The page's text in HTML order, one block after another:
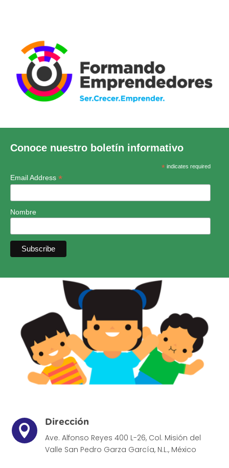
Conoce nuestro boletín informativo
*indicates required
Email Address *
Nombre

Dirección
Ave. Alfonso Reyes 400 L-26, Col. Misión del
Valle San Pedro Garza García, N.L., México